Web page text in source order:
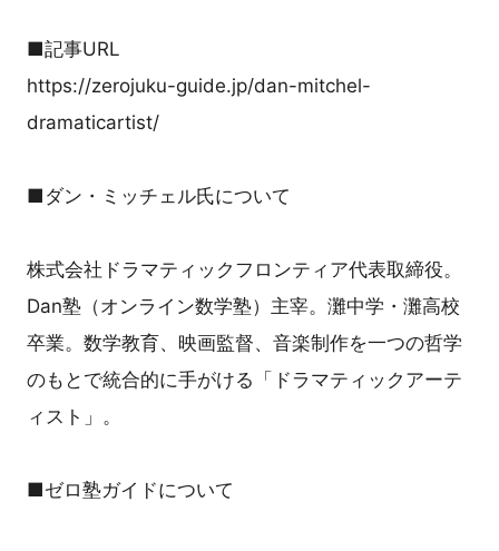
■記事URL
https://zerojuku-guide.jp/dan-mitchel-
dramaticartist/
■ダン・ミッチェル氏について
株式会社ドラマティックフロンティア代表取締役。
Dan塾（オンライン数学塾）主宰。灘中学・灘高校
卒業。数学教育、映画監督、音楽制作を一つの哲学
のもとで統合的に手がける「ドラマティックアーテ
ィスト」。
■ゼロ塾ガイドについて